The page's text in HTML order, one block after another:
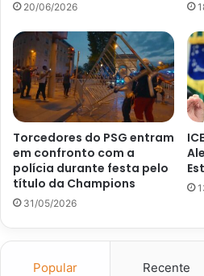
20/06/2026
Torcedores do PSG entram
em confronto com a
polícia durante festa pelo
título da Champions
31/05/2026
Popular Recente